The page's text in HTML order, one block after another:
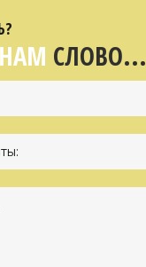
СЛОВО...